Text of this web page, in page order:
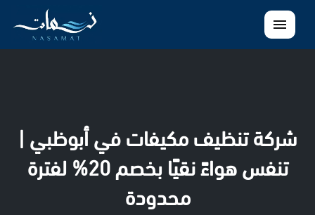
القائمة
شركة تنظيف مكيفات في أبوظبي |
تنفس هواءً نقيًا بخصم 20% لفترة
محدودة